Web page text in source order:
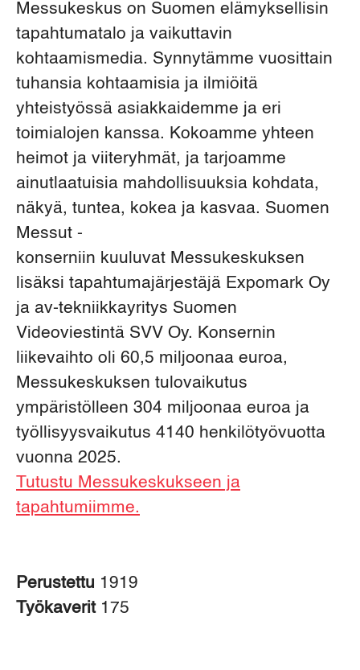
Messukeskus on Suomen elämyksellisin
tapahtumatalo ja vaikuttavin
kohtaamismedia. Synnytämme vuosittain
tuhansia kohtaamisia ja ilmiöitä
yhteistyössä asiakkaidemme ja eri
toimialojen kanssa. Kokoamme yhteen
heimot ja viiteryhmät, ja tarjoamme
ainutlaatuisia mahdollisuuksia kohdata,
näkyä, tuntea, kokea ja kasvaa. Suomen
Messut -
konserniin kuuluvat Messukeskuksen
lisäksi tapahtumajärjestäjä Expomark Oy
ja av-tekniikkayritys Suomen
Videoviestintä SVV Oy. Konsernin
liikevaihto oli 60,5 miljoonaa euroa,
Messukeskuksen tulovaikutus
ympäristölleen 304 miljoonaa euroa ja
työllisyysvaikutus 4140 henkilötyövuotta
vuonna 2025.
Tutustu Messukeskukseen ja
tapahtumiimme.
Perustettu 1919
Työkaverit 175